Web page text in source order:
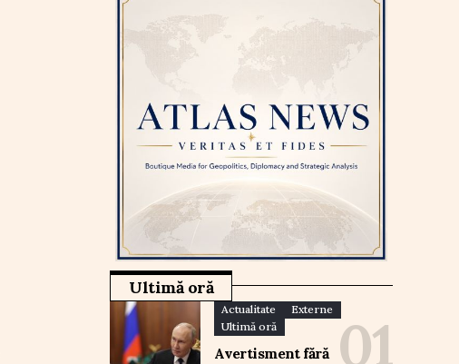
Ultimă oră
Actualitate
Externe
Ultimă oră
Avertisment fără